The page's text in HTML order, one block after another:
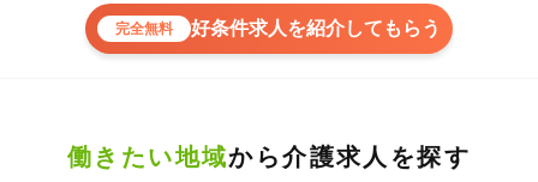
完全無料 好条件求人を紹介してもらう
働きたい地域から介護求人を探す